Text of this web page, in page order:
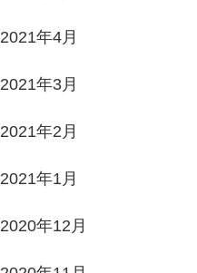
2021年4月
2021年3月
2021年2月
2021年1月
2020年12月